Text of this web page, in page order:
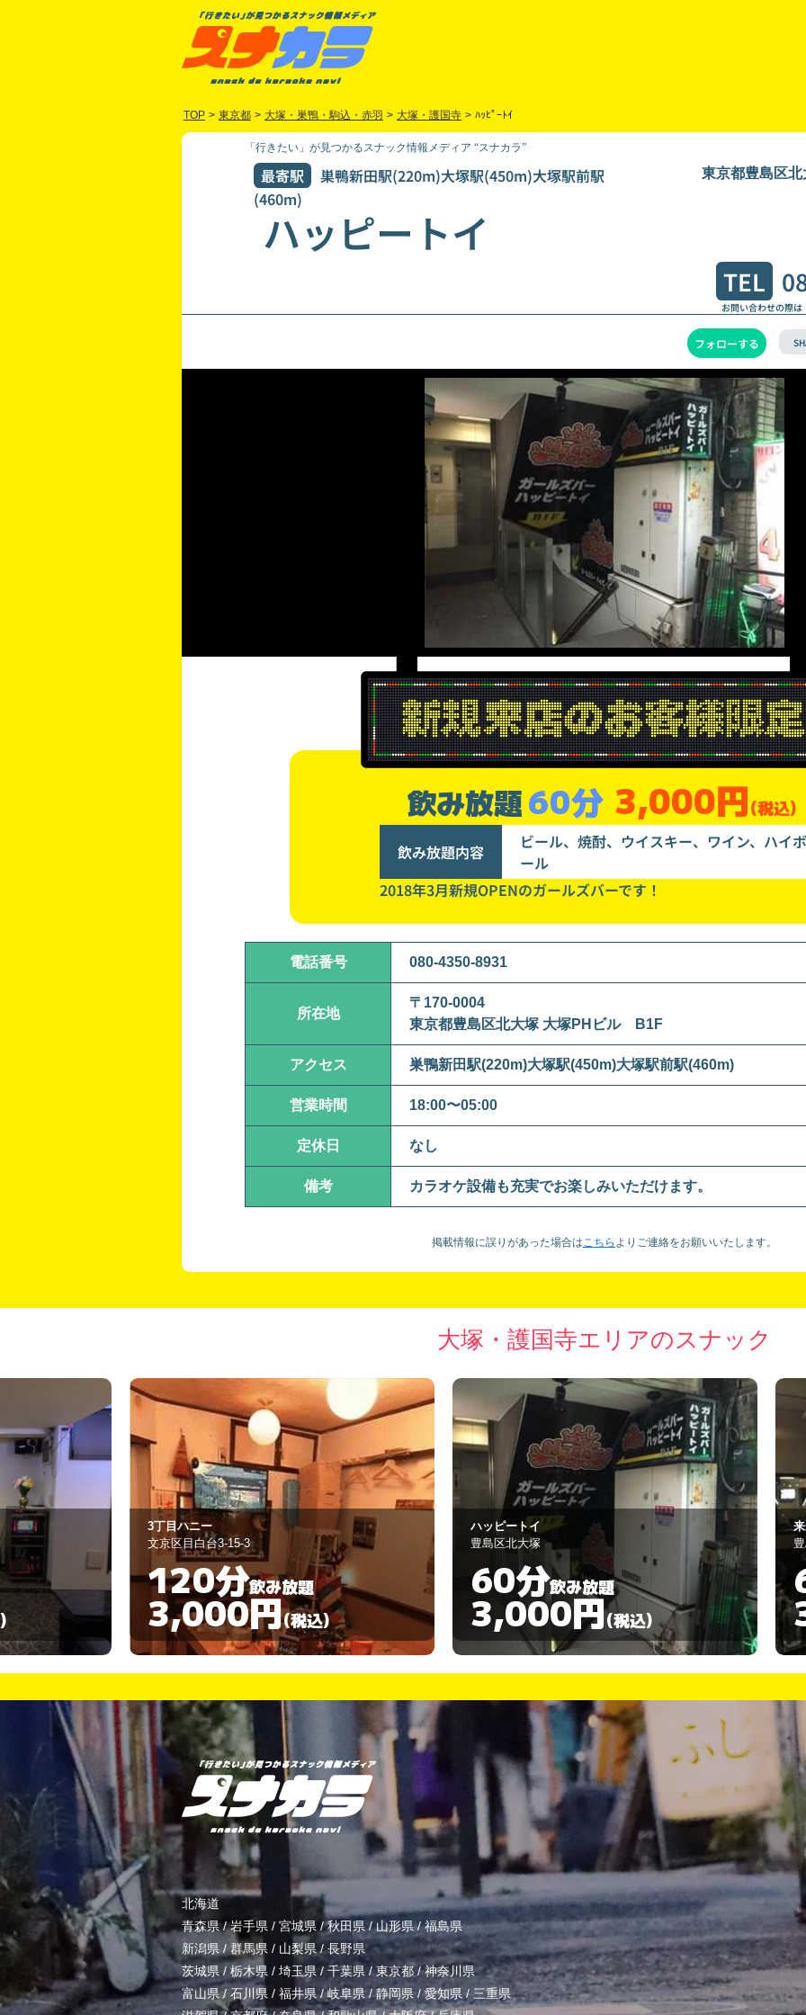
TOP > 東京都 > 大塚・巣鴨・駒込・赤羽 > 大塚・護国寺 > ﾊｯﾋﾟｰﾄｲ
「行きたい」が見つかるスナック情報メディア “スナカラ”
最寄駅
巣鴨新田駅(220m)大塚駅(450m)大塚駅前駅
(460m)
東京都豊島区
ハッピートイ
TEL
お問い合わせの際
フォローする
飲み放題60分 3,000円(税込)
飲み放題内容
ビール、焼酎、ウイスキー、ワイン、ハイボ
ール
2018年3月新規OPENのガールズバーです！
電話番号 080-4350-8931
所在地
〒170-0004
東京都豊島区北大塚 大塚PHビル B1F
アクセス 巣鴨新田駅(220m)大塚駅(450m)大塚駅前駅(460m)
営業時間 18:00〜05:00
定休日 なし
備考 カラオケ設備も充実でお楽しみいただけます。
掲載情報に誤りがあった場合はこちら より ご連絡をお願いいたします。
大塚・護国寺エリアのスナック
ハッピートイ
豊島区北大塚
60分飲み放題
3,000円(税込)
来来
豊島区南大塚3-46-7
60分飲み放題
3,000円(税込)
北海道
青森県/岩手県 / 宮城県 /秋田県 /山形県/福島県
新潟県 / 群馬県 / 山梨県/長野県
茨城県 / 栃木県 / 埼玉県/ 千葉県 /東京都/神奈川県
富山県/ 石川県 / 福井県/岐阜県/静岡県/ 愛知県 / 三重県